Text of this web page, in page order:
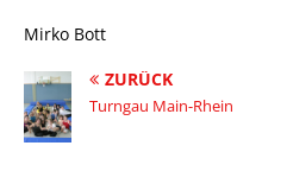
Mirko Bott
ZURÜCK
Turngau Main-Rhein